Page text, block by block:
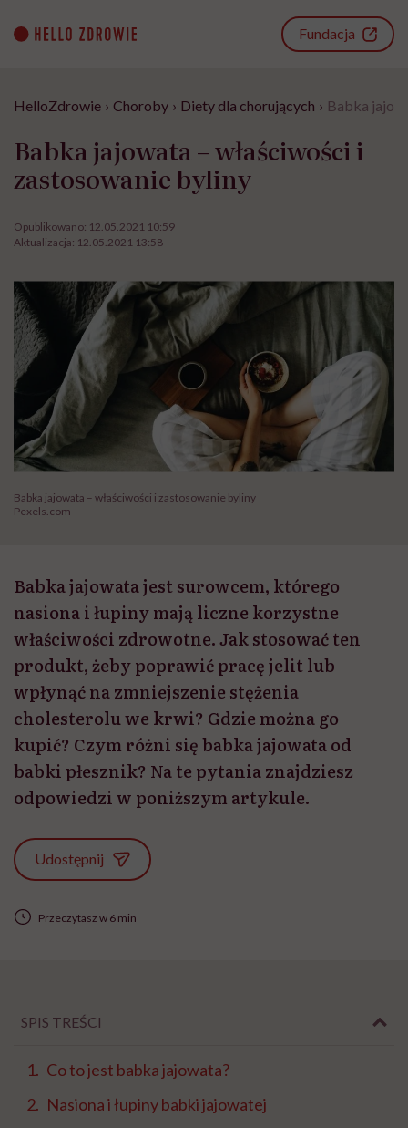
content
Fundacja
HelloZdrowie › Choroby › Diety dla chorujących › Babka
Babka jajowata – właściwości i
zastosowanie byliny
Opublikowano: 12.05.2021 10:59
Aktualizacja: 12.05.2021 13:58
Babka jajowata – właściwości i zastosowanie byliny
Pexels.com
Babka jajowata jest surowcem, którego
nasiona i łupiny mają liczne korzystne
właściwości zdrowotne. Jak stosować ten
produkt, żeby poprawić pracę jelit lub
wpłynąć na zmniejszenie stężenia
cholesterolu we krwi? Gdzie można go
kupić? Czym różni się babka jajowata od
babki płesznik? Na te pytania znajdziesz
odpowiedzi w poniższym artykule.
Udostępnij
Przeczytasz w 6 min
SPIS TREŚCI
Co to jest babka jajowata?
Nasiona i łupiny babki jajowatej